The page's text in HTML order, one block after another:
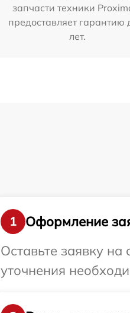
запчасти техники
предоставляет гарантию
лет.
1
Оформление
Оставьте заявку
уточнения